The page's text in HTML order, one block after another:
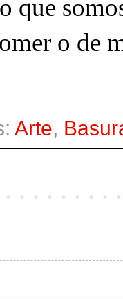
que
o de
Arte,